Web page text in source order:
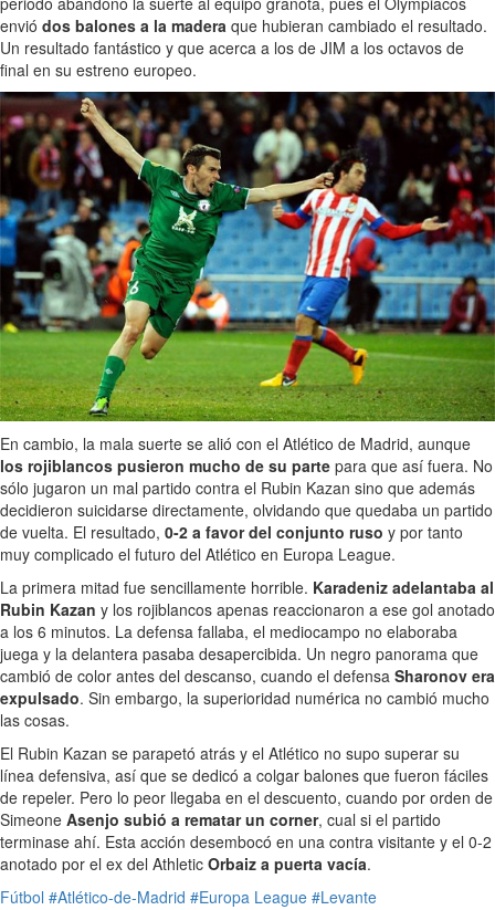
envió dos balones a la madera que hubieran cambiado el resultado.
Un resultado fantástico y que acerca a los de JIM a los octavos de
final en su estreno europeo.
En cambio, la mala suerte se alió con el Atlético de Madrid, aunque
los rojiblancos pusieron mucho de su parte para que así fuera. No
sólo jugaron un mal partido contra el Rubin Kazan sino que además
decidieron suicidarse directamente, olvidando que quedaba un partido
de vuelta. El resultado, 0-2 a favor del conjunto ruso y por tanto
muy complicado el futuro del Atlético en Europa League.
La primera mitad fue sencillamente horrible. Karadeniz adelantaba al
Rubin Kazan y los rojiblancos apenas reaccionaron a ese gol anotado
a los 6 minutos. La defensa fallaba, el mediocampo no elaboraba
juega y la delantera pasaba desapercibida. Un negro panorama que
cambió de color antes del descanso, cuando el defensa Sharonov era
expulsado. Sin embargo, la superioridad numérica no cambió mucho
las cosas.
El Rubin Kazan se parapetó atrás y el Atlético no supo superar su
línea defensiva, así que se dedicó a colgar balones que fueron fáciles
de repeler. Pero lo peor llegaba en el descuento, cuando por orden de
Simeone Asenjo subió a rematar un corner, cual si el partido
terminase ahí. Esta acción desembocó en una contra visitante y el 0-2
anotado por el ex del Athletic Orbaiz a puerta vacía.
Fútbol #Atlético-de-Madrid #Europa League #Levante